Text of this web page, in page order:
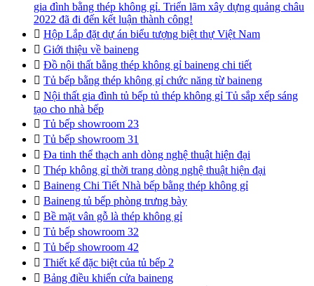
gia đình bằng thép không gỉ. Triển lãm xây dựng quảng châu
2022 đã đi đến kết luận thành công!
 Hộp Lắp đặt dự án biểu tượng biệt thự Việt Nam
 Giới thiệu về baineng
 Đồ nội thất bằng thép không gỉ baineng chi tiết
 Tủ bếp bằng thép không gỉ chức năng từ baineng
 Nội thất gia đình tủ bếp tủ thép không gỉ Tủ sắp xếp sáng
tạo cho nhà bếp
 Tủ bếp showroom 23
 Tủ bếp showroom 31
 Đa tinh thể thạch anh dòng nghệ thuật hiện đại
 Thép không gỉ thời trang dòng nghệ thuật hiện đại
 Baineng Chi Tiết Nhà bếp bằng thép không gỉ
 Baineng tủ bếp phòng trưng bày
 Bề mặt vân gỗ là thép không gỉ
 Tủ bếp showroom 32
 Tủ bếp showroom 42
 Thiết kế đặc biệt của tủ bếp 2
 Bảng điều khiển cửa baineng